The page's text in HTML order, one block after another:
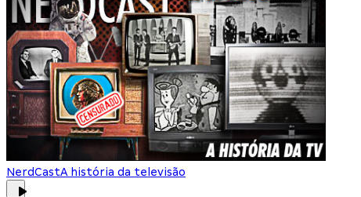
NerdCastA história da televisão